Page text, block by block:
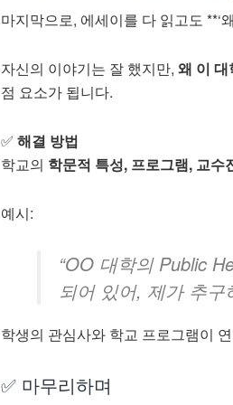
마지막으로, 에세이를 다 읽고도 **‘
자신의 이야기는 잘 했지만, 왜 이
점 요소가 됩니다.
✅ 해결 방법
학교의 학문적 특성, 프로그램, 교수
예시:
“OO 대학의 Public
되어 있어, 제가 추구
학생의 관심사와 학교 프로그램이
✅ 마무리하며